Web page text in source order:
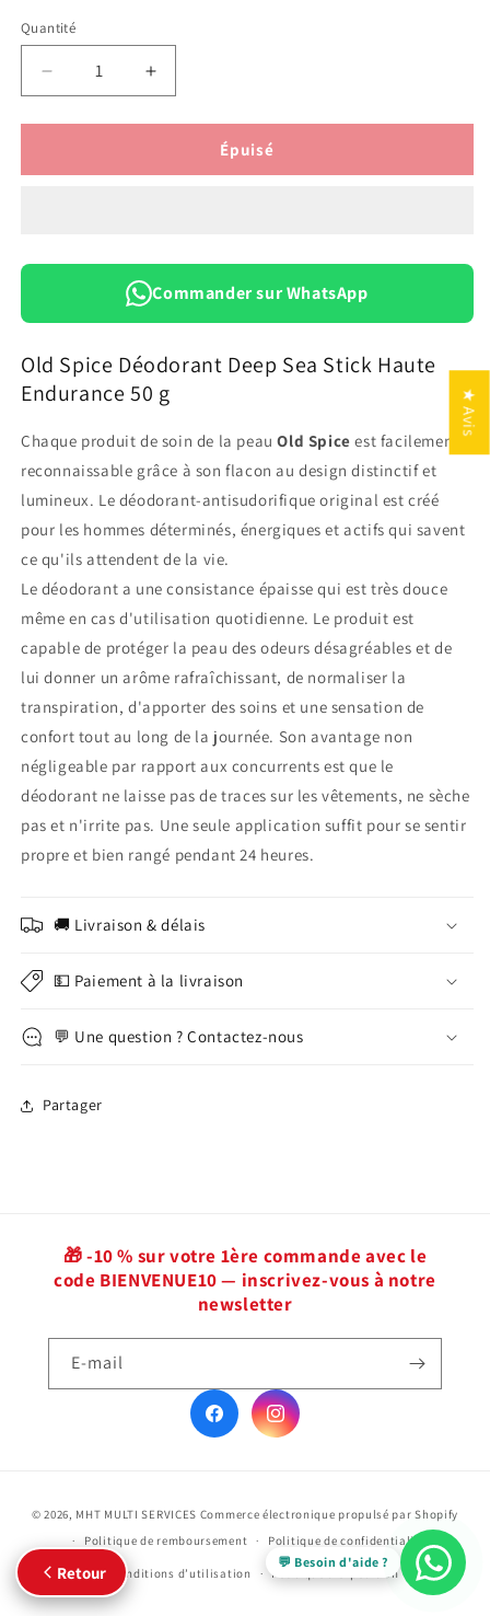
Quantité
Quantité
Réduire
la
quantité
Old
Sea
50
g
Augmenter
la
quantité
Old
Sea
Stick
50
g
Épuisé
Commander sur WhatsApp
Old Spice Déodorant Deep Sea Stick Haute
Endurance 50 g
Chaque produit de soin de la peauOld Spice est facilement
reconnaissable grâce à son flacon au design distinctif et
lumineux. Le déodorant-antisudorifique original est créé
pour les hommes déterminés, énergiques et actifs qui savent
ce qu'ils attendent de la vie.
Le déodorant a une consistance épaisse qui est très douce
même en cas d'utilisation quotidienne. Le produit est
capable de protéger la peau des odeurs désagréables et de
lui donner un arôme rafraîchissant, de normaliser la
transpiration, d'apporter des soins et une sensation de
confort tout au long de la journée. Son avantage non
négligeable par rapport aux concurrents est que le
déodorant ne laisse pas de traces sur les vêtements, ne sèche
pas et n'irrite pas. Une seule application suffit pour se sentir
propre et bien rangé pendant 24 heures.
🚚 Livraison & délais
💵 Paiement à la livraison
💬 Une question ? Contactez-nous
Partager
🎁 -10 % sur votre 1ère commande avec le
code BIENVENUE10 — inscrivez-vous à notre
newsletter
E-mail
FacebookInstagram
paiement
© 2026, MHT MULTI SERVICES Commerce électronique propulsé par Shopify
Politique de remboursement
Politique de confidentialité
Conditions d’utilisation Politique d’expédition
💬 Besoin d'aide ?
Retour
★ Avis